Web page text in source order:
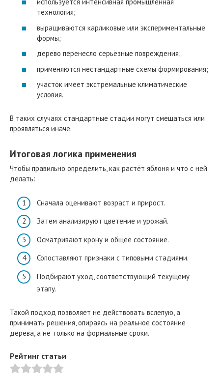
используется интенсивная промышленная
технология;
выращиваются карликовые или экспериментальные
формы;
дерево перенесло серьёзные повреждения;
применяются нестандартные схемы формирования;
участок имеет экстремальные климатические
условия.
В таких случаях стандартные стадии могут смещаться или
проявляться иначе.
Итоговая логика применения
Чтобы правильно определить, как растёт яблоня и что с ней
делать:
Сначала оценивают возраст и прирост.
Затем анализируют цветение и урожай.
Осматривают крону и общее состояние.
Сопоставляют признаки с типовыми стадиями.
Подбирают уход, соответствующий текущему
этапу.
Такой подход позволяет не действовать вслепую, а
принимать решения, опираясь на реальное состояние
дерева, а не только на формальные сроки.
Рейтинг статьи